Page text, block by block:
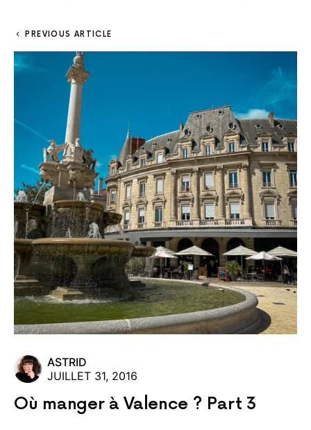
PREVIOUS ARTICLE
ASTRID
JUILLET 31, 2016
Où manger à Valence ? Part 3